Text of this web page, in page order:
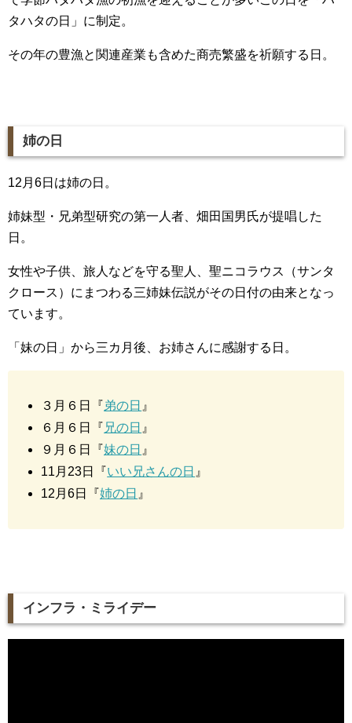
タハタの日」に制定。
その年の豊漁と関連産業も含めた商売繁盛を祈願する日。
姉の日
12月6日は姉の日。
姉妹型・兄弟型研究の第一人者、畑田国男氏が提唱した
日。
女性や子供、旅人などを守る聖人、聖ニコラウス（サンタ
クロース）にまつわる三姉妹伝説がその日付の由来となっ
ています。
「妹の日」から三カ月後、お姉さんに感謝する日。
３月６日『弟の日 』
６月６日『 兄の日 』
９月６日『妹の日 』
11月23日『いい兄さんの日 』
12月6日『姉の日 』
インフラ・ミライデー